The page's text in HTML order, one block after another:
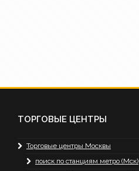
ТОРГОВЫЕ ЦЕНТРЫ
Торговые центры Москвы
поиск по станциям метро (Мск)